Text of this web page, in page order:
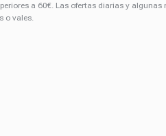
a 60€. Las ofertas diarias y algunas
o vales.